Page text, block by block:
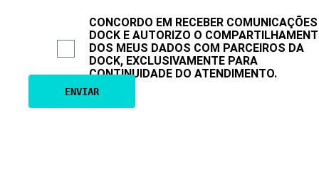
CONCORDO EM RECEBER
DOCK E AUTORIZO O
DOS MEUS DADOS COM PARCEIROS DA
DOCK, EXCLUSIVAMENTE PARA
CONTINUIDADE DO ATENDIMENTO.